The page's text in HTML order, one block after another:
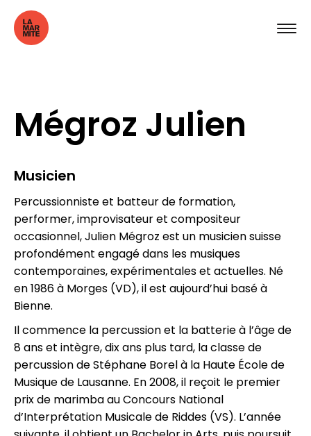
Mégroz Julien
Musicien
Percussionniste et batteur de formation,
performer, improvisateur et compositeur
occasionnel, Julien Mégroz est un musicien suisse
profondément engagé dans les musiques
contemporaines, expérimentales et actuelles. Né
en 1986 à Morges (VD), il est aujourd’hui basé à
Bienne.
Il commence la percussion et la batterie à l’âge de
8 ans et intègre, dix ans plus tard, la classe de
percussion de Stéphane Borel à la Haute École de
Musique de Lausanne. En 2008, il reçoit le premier
prix de marimba au Concours National
d’Interprétation Musicale de Riddes (VS). L’année